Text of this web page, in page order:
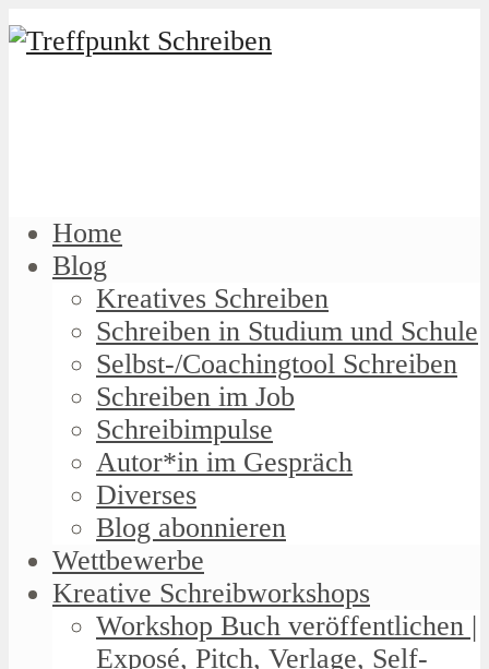
Home
Blog
Kreatives Schreiben
Schreiben in Studium und Schule
Selbst-/Coachingtool Schreiben
Schreiben im Job
Schreibimpulse
Autor*in im Gespräch
Diverses
Blog abonnieren
Wettbewerbe
Kreative Schreibworkshops
Workshop Buch veröffentlichen |
Exposé, Pitch, Verlage, Self-